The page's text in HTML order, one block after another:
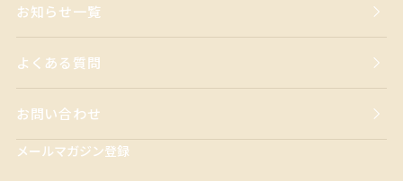
お知らせ一覧
よくある質問
お問い合わせ
メールマガジン登録